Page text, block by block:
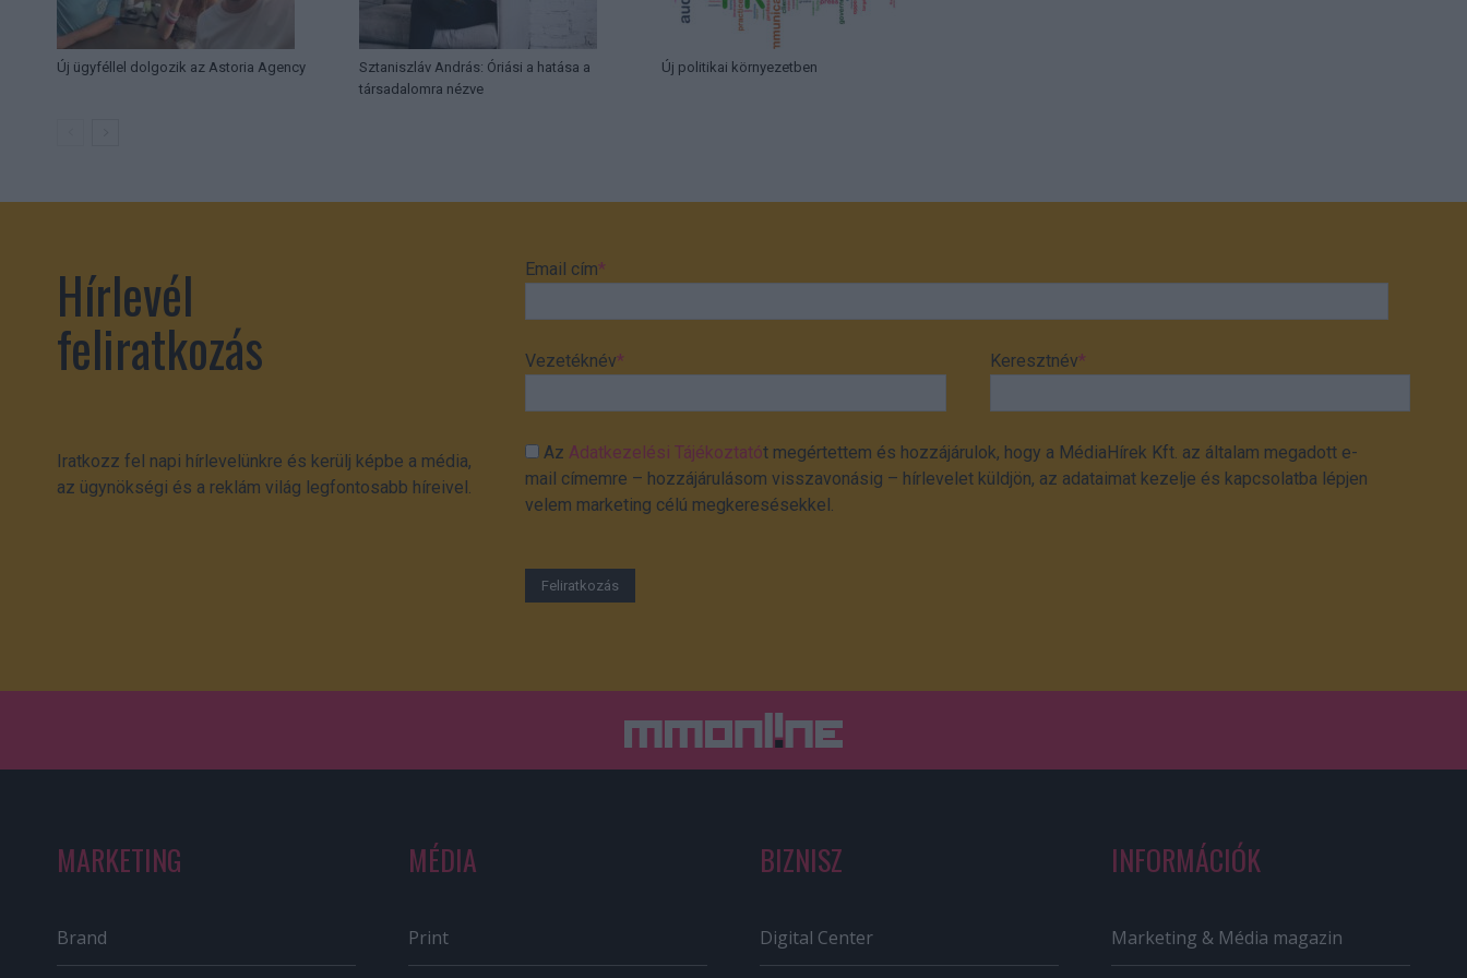
Új ügyféllel dolgozik az Astoria Agency
Sztaniszláv András: Óriási a hatása a
társadalomra nézve
Új politikai környezetben
Hírlevél
feliratkozás
Iratkozz fel napi hírlevelünkre és kerülj képbe a média,
az ügynökségi és a reklám világ legfontosabb híreivel.
Email cím*
Vezetéknév* Keresztnév*
AzAdatkezelési Tájékoztatót megértettem és hozzájárulok, hogy a MédiaHírek Kft. az általam megadott e-
mail címemre – hozzájárulásom visszavonásig – hírlevelet küldjön, az adataimat kezelje és kapcsolatba lépjen
velem marketing célú megkeresésekkel.
MARKETING
Brand
MÉDIA
Print
BIZNISZ
Digital Center
INFORMÁCIÓK
Marketing & Média magazin